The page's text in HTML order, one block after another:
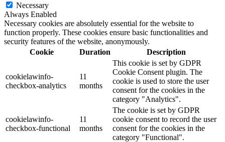
Necessary
Always Enabled
Necessary cookies are absolutely essential for the website to
function properly. These cookies ensure basic functionalities and
security features of the website, anonymously.
Cookie
Duration Description
cookielawinfo-
checkbox-analytics
11
months
This cookie is set by GDPR
Cookie Consent plugin. The
cookie is used to store the user
consent for the cookies in the
category "Analytics".
cookielawinfo-
checkbox-functional
11
months
The cookie is set by GDPR
cookie consent to record the user
consent for the cookies in the
category "Functional".